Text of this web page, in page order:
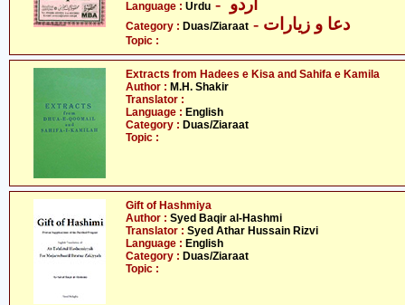
Language : Urdu
Category : Duas/Ziaraat - دعا و زیارات
Topic :
Extracts from Hadees e Kisa and Sahifa e Kamila
Author : M.H. Shakir
Translator :
Language : English
Category : Duas/Ziaraat
Topic :
Gift of Hashmiya
Author : Syed Baqir al-Hashmi
Translator : Syed Athar Hussain Rizvi
Language : English
Category : Duas/Ziaraat
Topic :